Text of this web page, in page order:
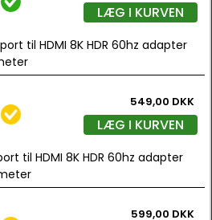
LÆG I KURVEN
til HDMI 8K HDR 60hz adapter
549,00 DKK
LÆG I KURVEN
til HDMI 8K HDR 60hz adapter
599,00 DKK